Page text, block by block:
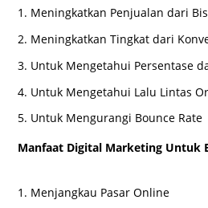
Meningkatkan Penjualan dari
Meningkatkan Tingkat dari
Untuk Mengetahui Persentase
Untuk Mengetahui Lalu Lintas
Untuk Mengurangi Bounce Rate
Manfaat Digital Marketing Untuk
Menjangkau Pasar Online